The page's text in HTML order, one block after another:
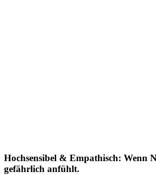
Hochsensibel & Empathisch: Wenn
gefährlich anfühlt.